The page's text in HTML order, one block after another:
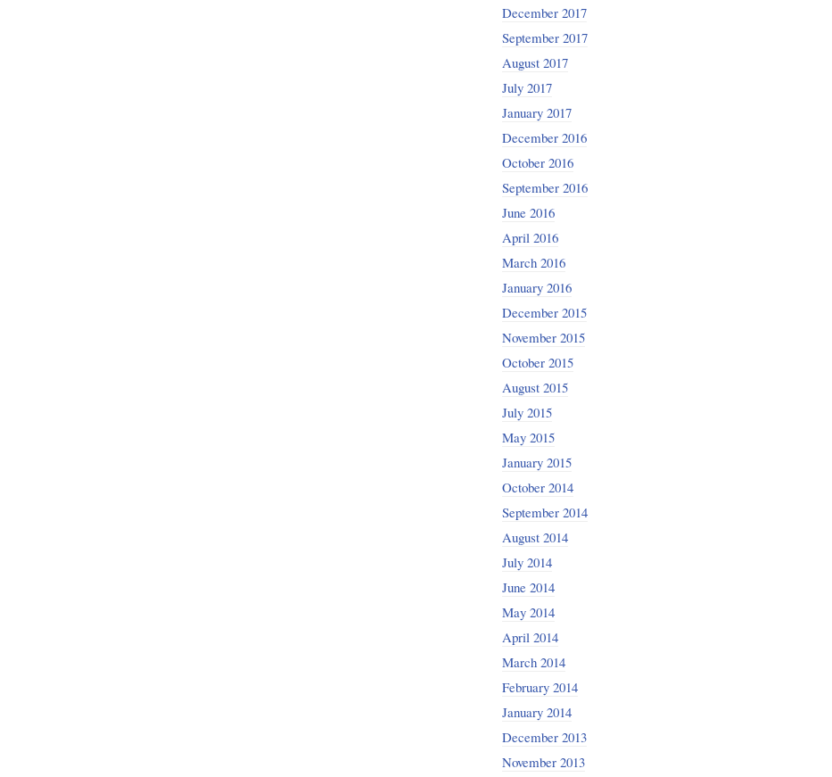
December 2017
September 2017
August 2017
July 2017
January 2017
December 2016
October 2016
September 2016
June 2016
April 2016
March 2016
January 2016
December 2015
November 2015
October 2015
August 2015
July 2015
May 2015
January 2015
October 2014
September 2014
August 2014
July 2014
June 2014
May 2014
April 2014
March 2014
February 2014
January 2014
December 2013
November 2013